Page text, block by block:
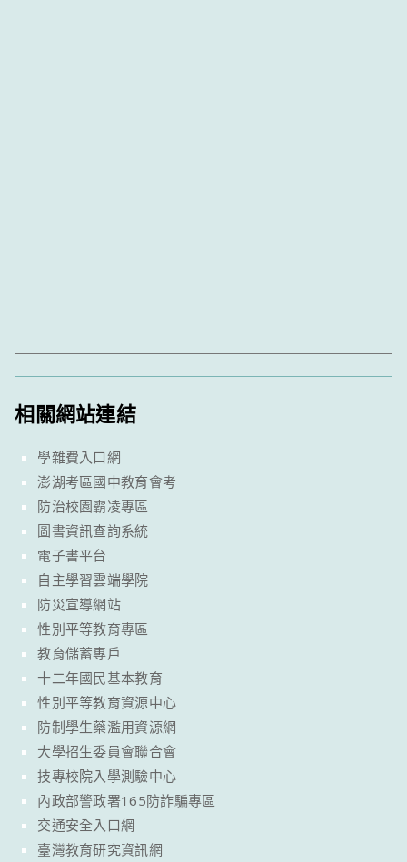
相關網站連結
學雜費入口網
澎湖考區國中教育會考
防治校園霸凌專區
圖書資訊查詢系統
電子書平台
自主學習雲端學院
防災宣導網站
性別平等教育專區
教育儲蓄專戶
十二年國民基本教育
性別平等教育資源中心
防制學生藥濫用資源網
大學招生委員會聯合會
技專校院入學測驗中心
內政部警政署165防詐騙專區
交通安全入口網
臺灣教育研究資訊網